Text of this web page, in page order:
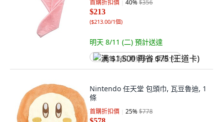
首購折扣價 40%$356
$213
($213.00/1個)
明天 8/11 (二) 預計送達
满 $1,500 再省 $75 (王道卡)
Nintendo 任天堂 包頭巾, 瓦豆魯迪, 1
條
首購折扣價 25%$778